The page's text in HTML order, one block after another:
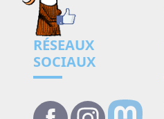
RÉSEAUX
SOCIAUX